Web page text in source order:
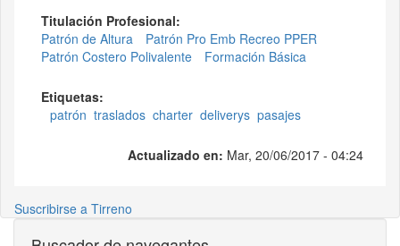
Titulación Profesional:
Patrón de Altura
Patrón Pro Emb Recreo PPER
Patrón Costero Polivalente
Formación Básica
Etiquetas:
patrón traslados charter deliverys pasajes
Actualizado en: Mar, 20/06/2017 - 04:24
Suscribirse a Tirreno